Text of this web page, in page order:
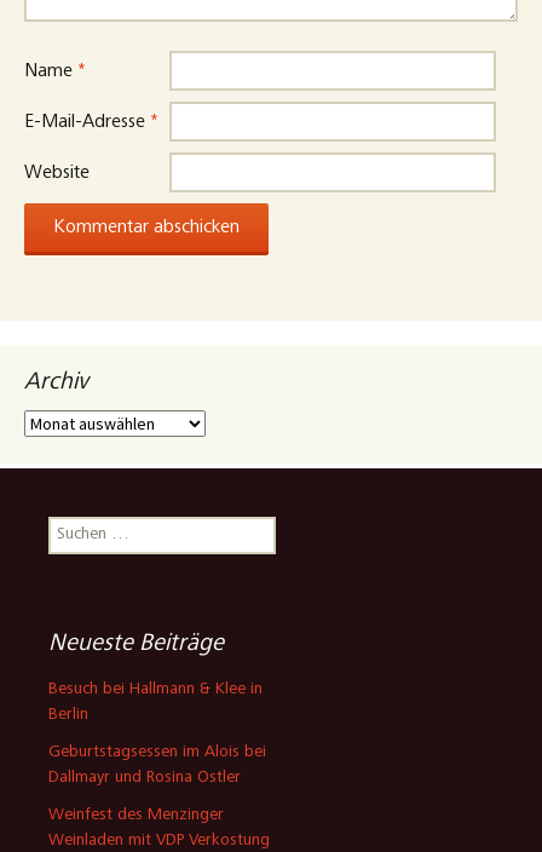
Name *
E-Mail-Adresse *
Website
Archiv
Archiv
Suchen
nach:
Neueste Beiträge
Besuch bei Hallmann & Klee in
Berlin
Geburtstagsessen im Alois bei
Dallmayr und Rosina Ostler
Weinfest des Menzinger
Weinladen mit VDP Verkostung